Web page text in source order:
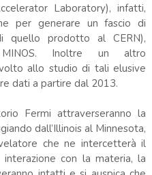
Laboratory), infatti,
per generare un fascio di
quello prodotto al CERN),
MINOS. Inoltre un altro
allo studio di tali elusive
dati a partire dal 2013.
Fermi attraverseranno la
dall’Illinois al Minnesota,
che ne intercetterà il
con la materia, la